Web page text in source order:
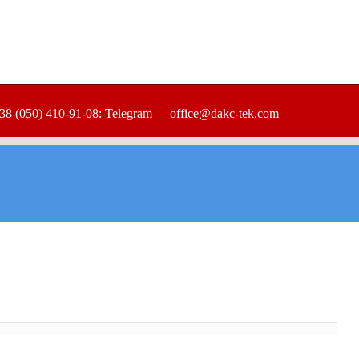
(050) 410-91-08: Telegram office@dakc-tek.com